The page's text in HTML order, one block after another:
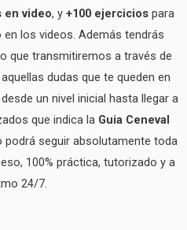
en video, y +100 ejerciciospara
los videos. Además tendrás
que transmitiremos a través de
dudas que te queden en
un nivel inicial hasta llegar a
que indica la Guia Ceneval
podrá seguir absolutamente toda
100% práctica, tutorizado y a
24/7.